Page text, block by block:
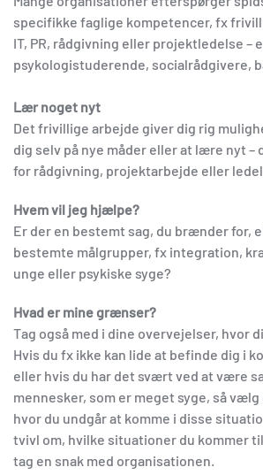
specifikke faglige kompetencer, fx
IT, PR, rådgivning eller projektledelse –
psykologistuderende, socialrådgivere,
Lær noget nyt
Det frivillige arbejde giver dig rig
dig selv på nye måder eller at lære nyt –
for rådgivning, projektarbejde eller
Hvem vil jeg hjælpe?
Er der en bestemt sag, du brænder for,
bestemte målgrupper, fx integration,
unge eller psykiske syge?
Hvad er mine grænser?
Tag også med i dine overvejelser, hvor
Hvis du fx ikke kan lide at befinde dig i
eller hvis du har det svært ved at være
mennesker, som er meget syge, så
hvor du undgår at komme i disse
tvivl om, hvilke situationer du kommer
tag en snak med organisationen.